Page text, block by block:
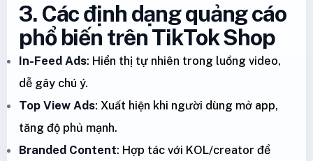
3. Các định dạng quảng cáo
phổ biến trên TikTok Shop
In-Feed Ads: Hiển thị tự nhiên trong luồng video,
dễ gây chú ý.
Top View Ads: Xuất hiện khi người dùng mở app,
tăng độ phủ mạnh.
Branded Content: Hợp tác với KOL/creator để